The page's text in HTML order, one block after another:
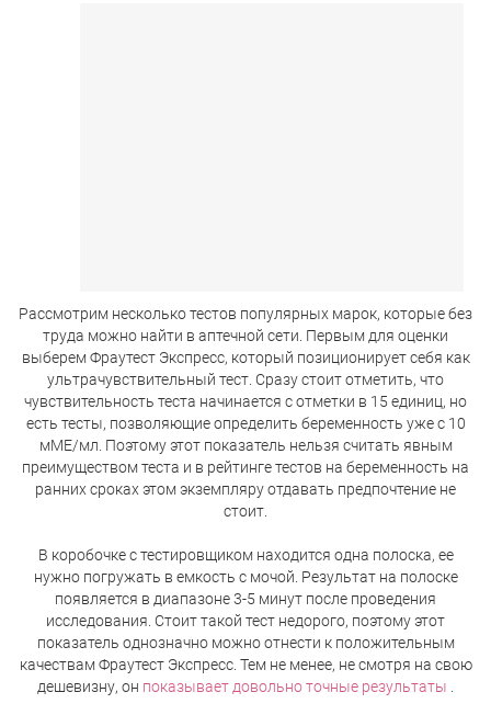
Рассмотрим несколько тестов популярных марок, которые без
труда можно найти в аптечной сети. Первым для оценки
выберем Фраутест Экспресс, который позиционирует себя как
ультрачувствительный тест. Сразу стоит отметить, что
чувствительность теста начинается с отметки в 15 единиц, но
есть тесты, позволяющие определить беременность уже с 10
мМЕ/мл. Поэтому этот показатель нельзя считать явным
преимуществом теста и в рейтинге тестов на беременность на
ранних сроках этом экземпляру отдавать предпочтение не
стоит.
В коробочке с тестировщиком находится одна полоска, ее
нужно погружать в емкость с мочой. Результат на полоске
появляется в диапазоне 3-5 минут после проведения
исследования. Стоит такой тест недорого, поэтому этот
показатель однозначно можно отнести к положительным
качествам Фраутест Экспресс. Тем не менее, не смотря на свою
дешевизну, он показывает довольно точные результаты